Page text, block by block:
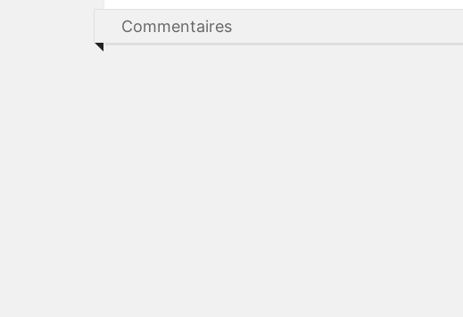
Commentaires